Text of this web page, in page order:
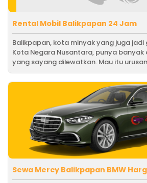
Rental Mobil Balikpapan 24 Jam
Balikpapan, kota minyak yang juga jadi
Kota Negara Nusantara, punya banyak
yang sayang dilewatkan. Mau itu urusan
Sewa Mercy Balikpapan BMW